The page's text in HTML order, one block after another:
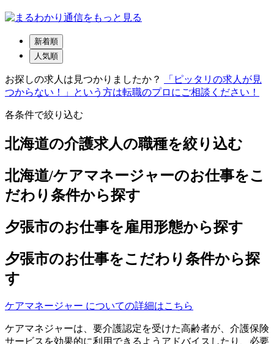
新着順
人気順
お探しの求人は見つかりましたか？
「ピッタリの求人が見
つからない！」という方は転職のプロにご相談ください！
各条件で絞り込む
北海道の介護求人の職種を絞り込む
北海道/ケアマネージャーのお仕事をこ
だわり条件から探す
夕張市のお仕事を雇用形態から探す
夕張市のお仕事をこだわり条件から探
す
ケアマネージャー についての詳細はこちら
ケアマネジャーは、要介護認定を受けた高齢者が、介護保険
サービスを効果的に利用できるようアドバイスしたり、必要